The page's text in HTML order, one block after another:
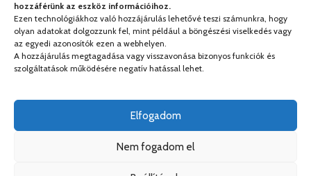
hozzáférünk az eszköz információihoz.
Ezen technológiákhoz való hozzájárulás lehetővé teszi számunkra, hogy
olyan adatokat dolgozzunk fel, mint például a böngészési viselkedés vagy
az egyedi azonosítók ezen a webhelyen.
A hozzájárulás megtagadása vagy visszavonása bizonyos funkciók és
szolgáltatások működésére negatív hatással lehet.
Elfogadom
Nem fogadom el
Médiapartnereink: